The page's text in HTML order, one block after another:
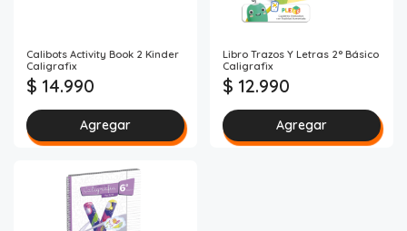
Calibots Activity Book 2 Kinder
Caligrafix
$ 14.990
Agregar
Libro Trazos Y Letras 2° Básico
Caligrafix
$ 12.990
Agregar